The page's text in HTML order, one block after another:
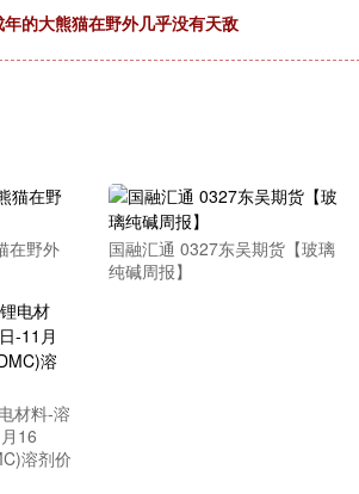
的大熊猫在野外几乎没有天敌
在野外
国融汇通 0327东吴期货【玻璃
纯碱周报】
材料-溶
16
溶剂价